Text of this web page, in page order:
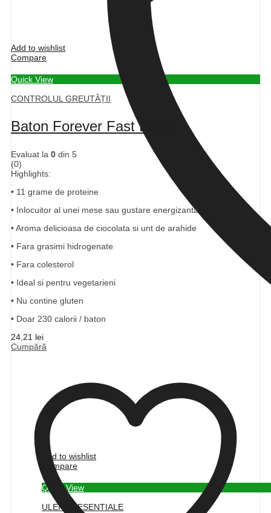
Add to wishlist
Compare
Quick View
ULEIURI ESENTIALE
Add to wishlist
Compare
Quick View
CONTROLUL GREUTĂȚII
Baton Forever Fast Break
Evaluat la 0 din 5
(0)
Highlights:
• 11 grame de proteine
• Inlocuitor al unei mese sau gustare energizanta
• Aroma delicioasa de ciocolata si unt de arahide
• Fara grasimi hidrogenate
• Fara colesterol
• Ideal si pentru vegetarieni
• Nu contine gluten
• Doar 230 calorii / baton
24,21 lei
Cumpără